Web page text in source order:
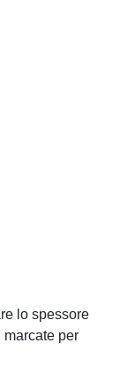
lo spessore
per